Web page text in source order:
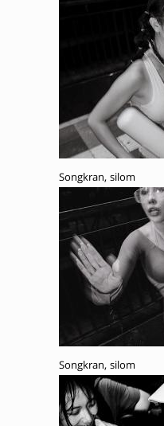
Songkran, silom
Songkran, silom